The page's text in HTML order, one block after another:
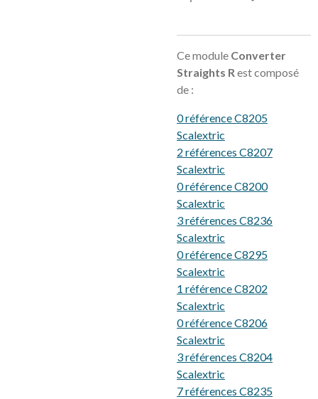
Ce module Converter
Straights R est composé
de :
0 référence C8205
Scalextric
2 références C8207
Scalextric
0 référence C8200
Scalextric
3 références C8236
Scalextric
0 référence C8295
Scalextric
1 référence C8202
Scalextric
0 référence C8206
Scalextric
3 références C8204
Scalextric
7 références C8235